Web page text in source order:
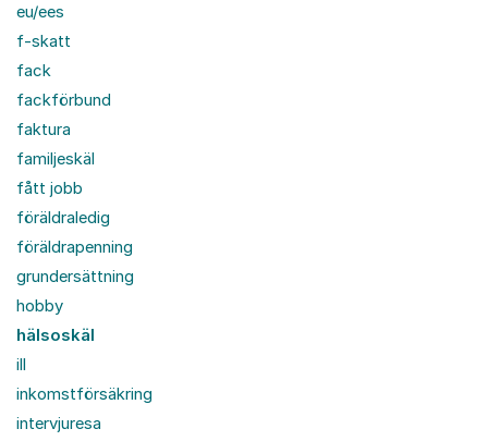
eu/ees
f-skatt
fack
fackförbund
faktura
familjeskäl
fått jobb
föräldraledig
föräldrapenning
grundersättning
hobby
hälsoskäl
ill
inkomstförsäkring
intervjuresa